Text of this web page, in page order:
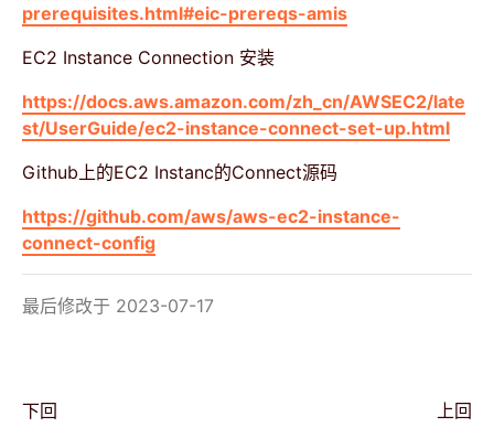
prerequisites.html#eic-prereqs-amis
EC2 Instance Connection 安装
https://docs.aws.amazon.com/zh_cn/AWSEC2/late
st/UserGuide/ec2-instance-connect-set-up.html
Github上的EC2 Instanc的Connect源码
https://github.com/aws/aws-ec2-instance-
connect-config
最后修改于 2023-07-17
下回
上回